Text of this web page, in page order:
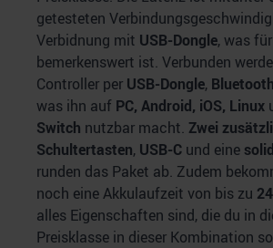
getesteten
Verbidnung mit USB-Dongle, was
bemerkenswert ist. Verbunden
Controller per USB-Dongle, Bluetooth
was ihn auf PC, Android, iOS, Linux
Switch nutzbar macht. Zwei
Schultertasten, USB-C und eine
runden das Paket ab. Zudem
noch eine Akkulaufzeit von bis zu
alles Eigenschaften sind, die du in
Preisklasse in dieser Kombination